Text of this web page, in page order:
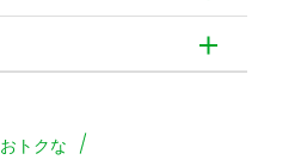
おトクな